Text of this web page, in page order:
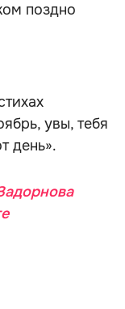
поздно
увы, тебя
день».